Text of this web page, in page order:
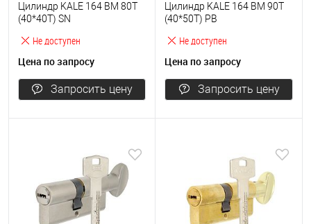
Не доступен
Цилиндр KALE 164 BM 80T
(40*40T) SN
Цена по запросу
Запросить цену
Не доступен
Цилиндр KALE 164 BM 90T
(40*50T) PB
Цена по запросу
Запросить цену